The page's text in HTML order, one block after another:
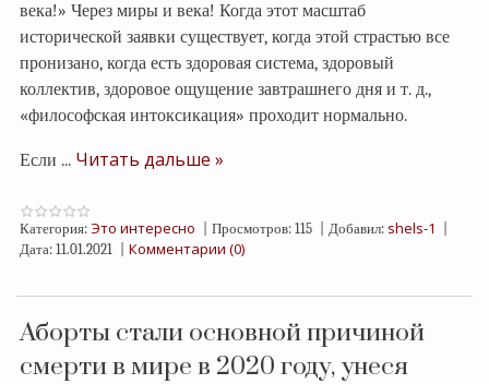
века!» Через миры и века! Когда этот масштаб
исторической заявки существует, когда этой страстью все
пронизано, когда есть здоровая система, здоровый
коллектив, здоровое ощущение завтрашнего дня и т. д.,
«философская интоксикация» проходит нормально.
Если ... Читать дальше »
Категория: Это интересно Просмотров: 115 Добавил: shels-1
Дата: 11.01.2021 Комментарии (0)
Аборты стали основной причиной
смерти в мире в 2020 году, унеся